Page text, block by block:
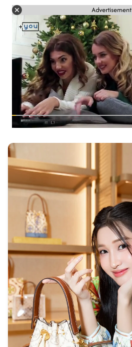
Advertisement